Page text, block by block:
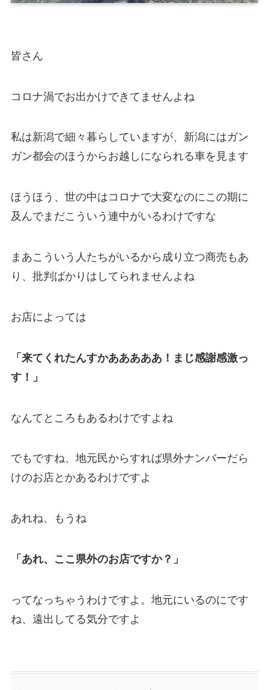
皆さん
コロナ渦でお出かけできてませんよね
私は新潟で細々暮らしていますが、新潟にはガン
ガン都会のほうからお越しになられる車を見ます
ほうほう、世の中はコロナで大変なのにこの期に
及んでまだこういう連中がいるわけですな
まあこういう人たちがいるから成り立つ商売もあ
り、批判ばかりはしてられませんよね
お店によっては
「来てくれたんすかあああああ！まじ感謝感激っ
す！」
なんてところもあるわけですよね
でもですね、地元民からすれば県外ナンバーだら
けのお店とかあるわけですよ
あれね、もうね
「あれ、ここ県外のお店ですか？」
ってなっちゃうわけですよ。地元にいるのにです
ね、遠出してる気分ですよ